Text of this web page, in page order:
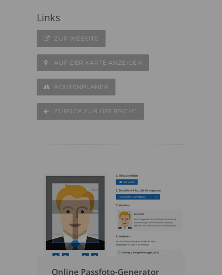
Links
ZUR WEBSITE
AUF DER KARTE ANZEIGEN
ROUTENPLANER
ZURÜCK ZUR ÜBERSICHT
Online Passfoto-Generator